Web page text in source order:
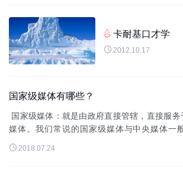
 卡耐基口才学
 2012.10.17
国家级媒体有哪些？
国家级媒体：就是由政府直接管辖，直接服
媒体。我们常说的国家级媒体与中央媒体一
为，国家级别媒体就是中央媒体。常见的中
网、新华网、光明网...
 2018.07.24